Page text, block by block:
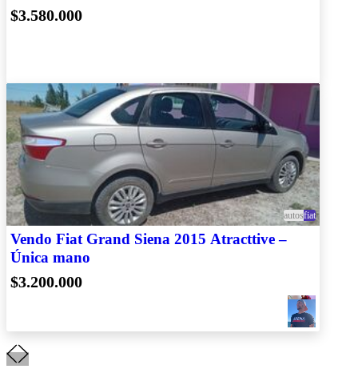
$3.580.000
autosfiat
Vendo Fiat Grand Siena 2015 Atracttive –
Única mano
$3.200.000